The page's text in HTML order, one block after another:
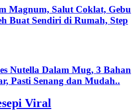
Magnum, Salut Coklat, Gebu
Buat Sendiri di Rumah, Step
Nutella Dalam Mug, 3 Bahan
Pasti Senang dan Mudah..
Viral